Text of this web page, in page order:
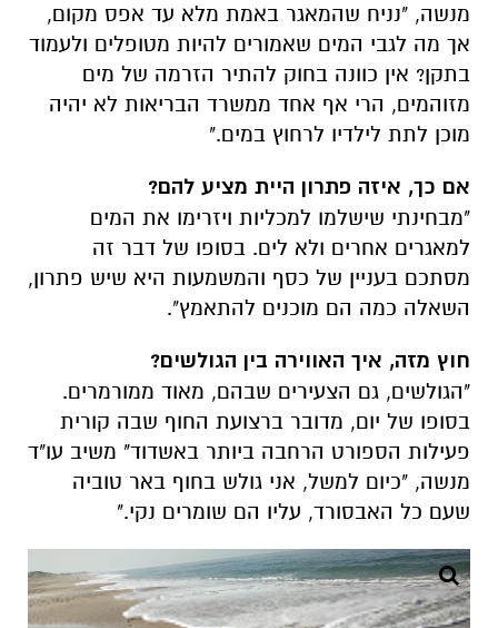
מנשה, "נניח שהמאגר באמת מלא עד אפס מקום,
אך מה לגבי המים שאמורים להיות מטופלים ולעמוד
בתקן? אין כוונה בחוק להתיר הזרמה של מים
מזוהמים, הרי אף אחד ממשרד הבריאות לא יהיה
מוכן לתת לילדיו לרחוץ במים."
אם כך, איזה פתרון היית מציע להם?
"מבחינתי שישלמו למכליות ויזרימו את המים
למאגרים אחרים ולא לים. בסופו של דבר זה
מסתכם בעניין של כסף והמשמעות היא שיש פתרון,
השאלה כמה הם מוכנים להתאמץ".
חוץ מזה, איך האווירה בין הגולשים?
"הגולשים, גם הצעירים שבהם, מאוד ממורמרים.
בסופו של יום, מדובר ברצועת החוף שבה קורית
פעילות הספורט הרחבה ביותר באשדוד" משיב עו"ד
מנשה, "כיום למשל, אני גולש בחוף באר טוביה
שעם כל האבסורד, עליו הם שומרים נקי."